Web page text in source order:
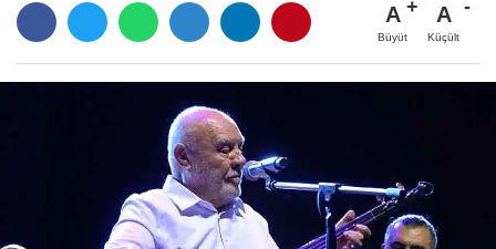
A
Büyüt
A
Küçült